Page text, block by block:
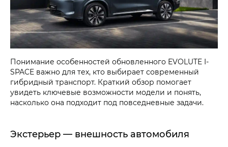
Понимание особенностей обновленного EVOLUTE I-
SPACE важно для тех, кто выбирает современный
гибридный транспорт. Краткий обзор помогает
увидеть ключевые возможности модели и понять,
насколько она подходит под повседневные задачи.
Экстерьер — внешность автомобиля